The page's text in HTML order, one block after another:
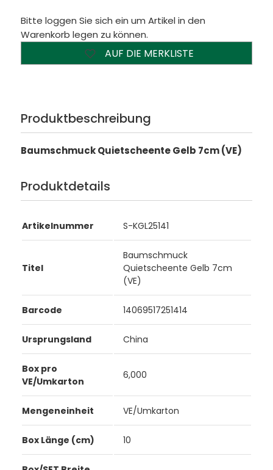
Bitte loggen Sie sich ein um Artikel in den
Warenkorb legen zu können.
AUF DIE MERKLISTE
Produktbeschreibung
Baumschmuck Quietscheente Gelb 7cm (VE)
Produktdetails
Artikelnummer S-KGL25141
Titel
Baumschmuck
Quietscheente Gelb 7cm
(VE)
Barcode 14069517251414
Ursprungsland China
Box pro
VE/Umkarton
6,000
Mengeneinheit VE/Umkarton
Box Länge (cm) 10